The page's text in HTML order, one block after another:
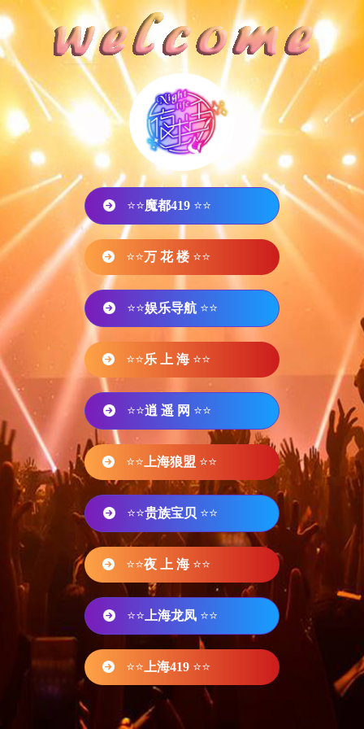
⭐⭐魔都419 ⭐⭐
⭐⭐万 花 楼 ⭐⭐
⭐⭐娱乐导航 ⭐⭐
⭐⭐乐 上 海 ⭐⭐
⭐⭐逍 遥 网 ⭐⭐
⭐⭐ 上海狼盟 ⭐⭐
⭐⭐贵族宝贝 ⭐⭐
⭐⭐夜 上 海 ⭐⭐
⭐⭐ 上海龙凤 ⭐⭐
⭐⭐ 上海419 ⭐⭐